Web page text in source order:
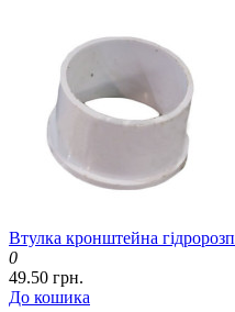
Втулка кронштейна
0
49.50 грн.
До кошика